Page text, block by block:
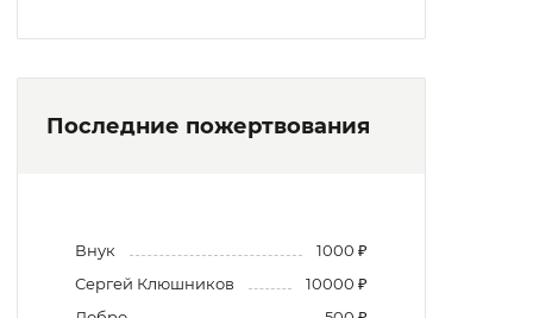
Последние пожертвования
Внук
1000 ₽
Сергей Клюшников
10000 ₽